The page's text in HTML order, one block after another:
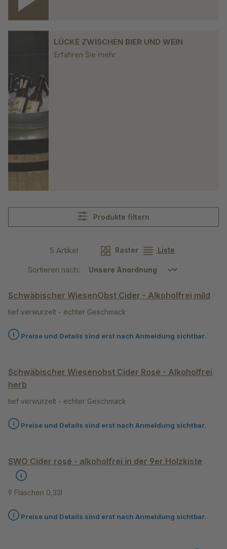
LÜCKE ZWISCHEN BIER UND WEIN
Erfahren Sie mehr
Produkte filtern
5 Artikel Raster Liste
Sortieren nach:
Schwäbischer WiesenObst Cider - Alkoholfrei mild
tief verwurzelt - echter Geschmack
Preise und Details sind erst nach Anmeldung sichtbar.
Schwäbischer Wiesenobst Cider Rosé - Alkoholfrei
herb
tief verwurzelt - echter Geschmack
Preise und Details sind erst nach Anmeldung sichtbar.
SWO Cider rosé - alkoholfrei in der 9er Holzkiste
9 Flaschen 0,33l
Preise und Details sind erst nach Anmeldung sichtbar.